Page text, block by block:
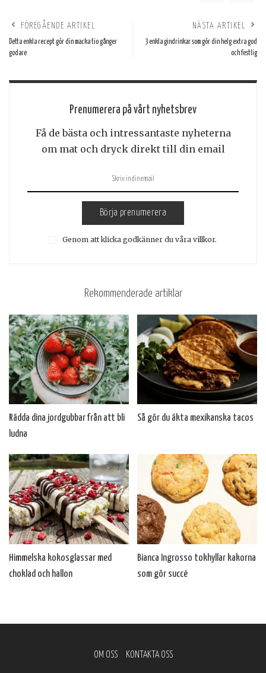
FÖREGÅENDE ARTIKEL
Detta enkla recept gör din macka tio gånger
godare
NÄSTA ARTIKEL
3 enkla gindrinkar som gör din helg extra god
och festlig
Prenumerera på vårt nyhetsbrev
Få de bästa och intressantaste nyheterna
om mat och dryck direkt till din email
Börja prenumerera
Genom att klicka godkänner du våra villkor.
Rekommenderade artiklar
Rädda dina jordgubbar från att bli
ludna
Så gör du äkta mexikanska tacos
Himmelska kokosglassar med
choklad och hallon
Bianca Ingrosso tokhyllar kakorna
som gör succé
OM OSS KONTAKTA OSS